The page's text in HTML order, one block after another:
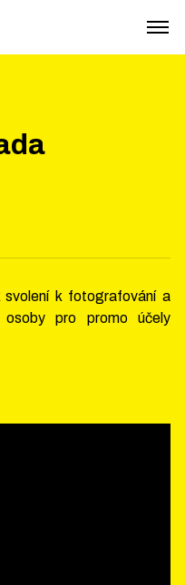
svolení k fotografování a
osoby pro promo účely